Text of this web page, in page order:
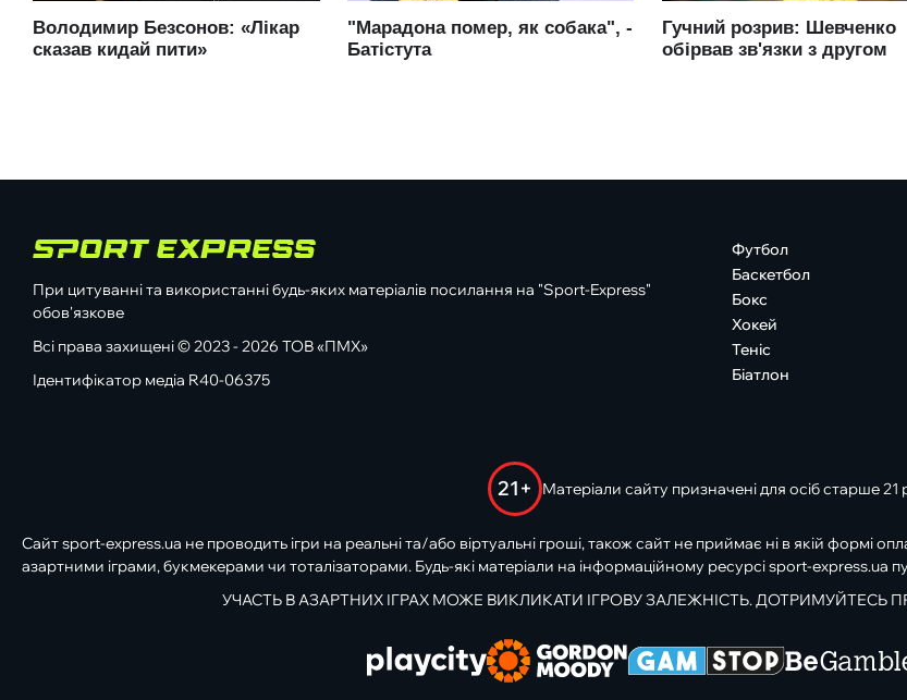
При цитуванні та використанні будь-яких матеріалів посилання на "Sport-Express"
обов'язкове
Всі права захищені © 2023 - 2026 ТОВ «ПМХ»
Ідентифікатор медіа R40-06375
Футбол
Баскетбол
Бокс
Хокей
Теніс
Біатлон
21+ Матеріали сайту призначені для осіб старше 21
Сайт sport-express.ua не проводить ігри на реальні та/або віртуальні гроші, також сайт не приймає ні в якій формі
азартними іграми, букмекерами чи тоталізаторами. Будь-які матеріали на інформаційному ресурсі sport-express.ua
УЧАСТЬ В АЗАРТНИХ ІГРАХ МОЖЕ ВИКЛИКАТИ ІГРОВУ ЗАЛЕЖНІСТЬ. ДОТРИМУЙТЕСЬ